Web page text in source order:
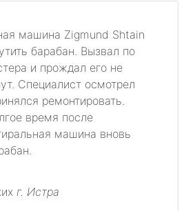
машина Zigmund Shtain
барабан. Вызвал по
и прождал его не
Специалист осмотрел
ремонтировать.
время после
машина вновь
г. Истра